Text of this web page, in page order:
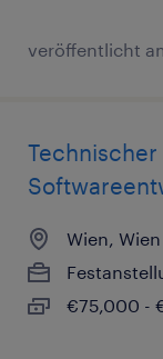
veröffentlicht
Wien, Wien
€75,000 -